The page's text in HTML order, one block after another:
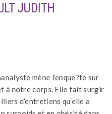
JUDITH
mène l’enque?te sur
à notre corps. Elle fait surgir
d’entretiens qu’elle a